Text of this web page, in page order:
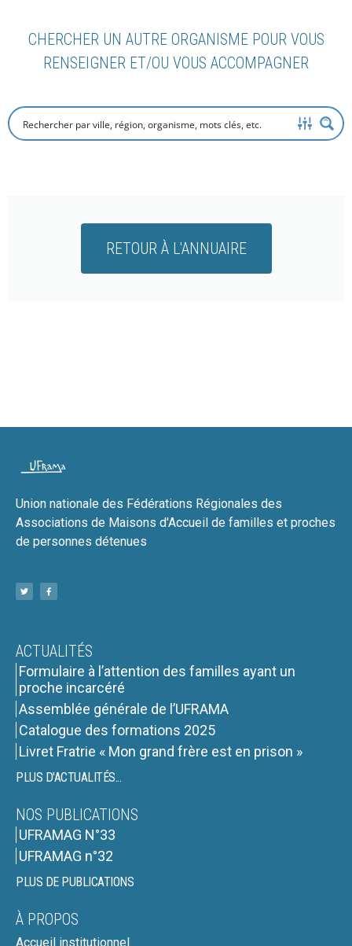
CHERCHER UN AUTRE ORGANISME POUR VOUS
RENSEIGNER ET/OU VOUS ACCOMPAGNER
RETOUR À L'ANNUAIRE
Union nationale des Fédérations Régionales des
Associations de Maisons d'Accueil de familles et proches
de personnes détenues
ACTUALITÉS
Formulaire à l’attention des familles ayant un
proche incarcéré
Assemblée générale de l’UFRAMA
Catalogue des formations 2025
Livret Fratrie « Mon grand frère est en prison »
PLUS D'ACTUALITÉS...
NOS PUBLICATIONS
UFRAMAG N°33
UFRAMAG n°32
PLUS DE PUBLICATIONS
À PROPOS
Accueil institutionnel